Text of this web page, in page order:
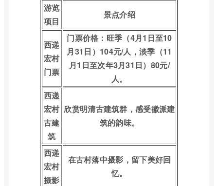
游览
项目
景点介绍
西递
宏村
门票
门票价格：旺季（4月1日至10
月31日）104元/人，淡季（11
月1日至次年3月31日）80元/
人。
西递
宏村
古建
筑
欣赏明清古建筑群，感受徽派建
筑的韵味。
西递
宏村
摄影
在古村落中摄影，留下美好回
忆。